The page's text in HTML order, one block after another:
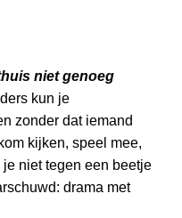
niet genoeg
kun je
zonder dat iemand
kijken, speel mee,
niet tegen een beetje
drama met